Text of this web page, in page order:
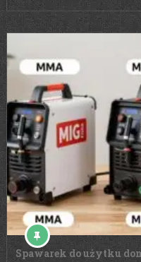
Spawarek do użytku